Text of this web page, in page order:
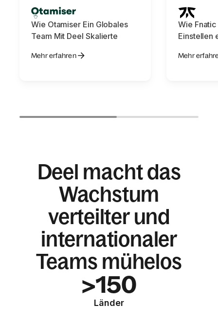
Wie Otamiser Ein Globales
Team Mit Deel Skalierte
Mehr erfahren
Wie
Einstellen
Mehr
Deel macht das
Wachstum
verteilter und
internationaler
Teams mühelos
>150
Länder